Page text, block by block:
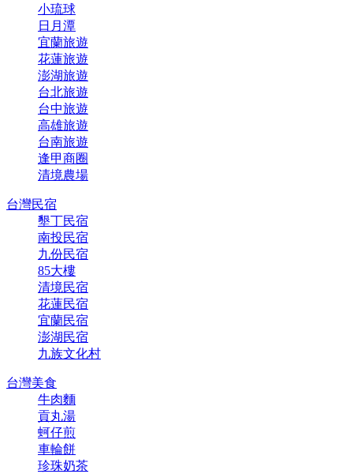
小琉球
日月潭
宜蘭旅遊
花蓮旅遊
澎湖旅遊
台北旅遊
台中旅遊
高雄旅遊
台南旅遊
逢甲商圈
清境農場
台灣民宿
墾丁民宿
南投民宿
九份民宿
85大樓
清境民宿
花蓮民宿
宜蘭民宿
澎湖民宿
九族文化村
台灣美食
牛肉麵
貢丸湯
蚵仔煎
車輪餅
珍珠奶茶